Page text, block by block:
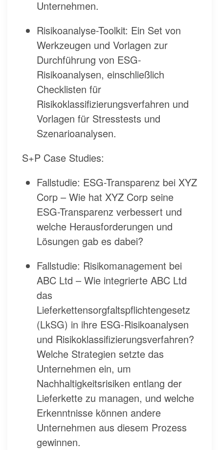
Unternehmen.
Risikoanalyse-Toolkit: Ein Set von
Werkzeugen und Vorlagen zur
Durchführung von ESG-
Risikoanalysen, einschließlich
Checklisten für
Risikoklassifizierungsverfahren und
Vorlagen für Stresstests und
Szenarioanalysen.
S+P Case Studies:
Fallstudie: ESG-Transparenz bei XYZ
Corp – Wie hat XYZ Corp seine
ESG-Transparenz verbessert und
welche Herausforderungen und
Lösungen gab es dabei?
Fallstudie: Risikomanagement bei
ABC Ltd – Wie integrierte ABC Ltd
das
Lieferkettensorgfaltspflichtengesetz
(LkSG) in ihre ESG-Risikoanalysen
und Risikoklassifizierungsverfahren?
Welche Strategien setzte das
Unternehmen ein, um
Nachhaltigkeitsrisiken entlang der
Lieferkette zu managen, und welche
Erkenntnisse können andere
Unternehmen aus diesem Prozess
gewinnen.